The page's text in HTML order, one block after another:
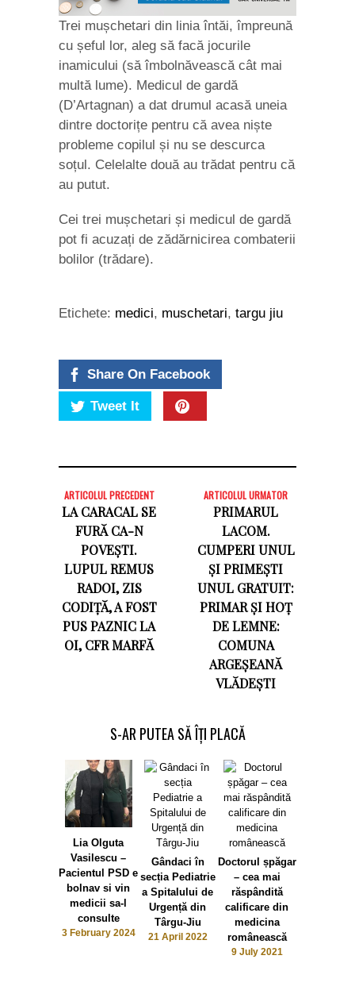
Trei mușchetari din linia întăi, împreună
cu șeful lor, aleg să facă jocurile
inamicului (să îmbolnăvească cât mai
multă lume). Medicul de gardă
(D’Artagnan) a dat drumul acasă uneia
dintre doctorițe pentru că avea niște
probleme copilul și nu se descurca
soțul. Celelalte două au trădat pentru că
au putut.
Cei trei mușchetari și medicul de gardă
pot fi acuzați de zădărnicirea combaterii
bolilor (trădare).
Etichete: medici, muschetari, targu jiu
Share On Facebook
Tweet It
ARTICOLUL PRECEDENT
LA CARACAL SE
FURĂ CA-N
POVEȘTI.
LUPUL REMUS
RADOI, ZIS
CODIȚĂ, A FOST
PUS PAZNIC LA
OI, CFR MARFĂ
ARTICOLUL URMATOR
PRIMARUL
LACOM.
CUMPERI UNUL
ȘI PRIMEȘTI
UNUL GRATUIT:
PRIMAR ȘI HOȚ
DE LEMNE:
COMUNA
ARGEȘEANĂ
VLĂDEŞTI
S-AR PUTEA SĂ ÎȚI PLACĂ
Lia Olguta
Vasilescu –
Pacientul PSD e
bolnav si vin
medicii sa-l
consulte
3 February 2024
Gândaci în
secția Pediatrie
a Spitalului de
Urgență din
Târgu-Jiu
21 April 2022
Doctorul șpăgar
– cea mai
răspândită
calificare din
medicina
românească
9 July 2021